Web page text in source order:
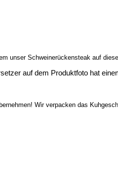
unser Schweinerückensteak auf
auf dem Produktfoto hat
Wir verpacken das